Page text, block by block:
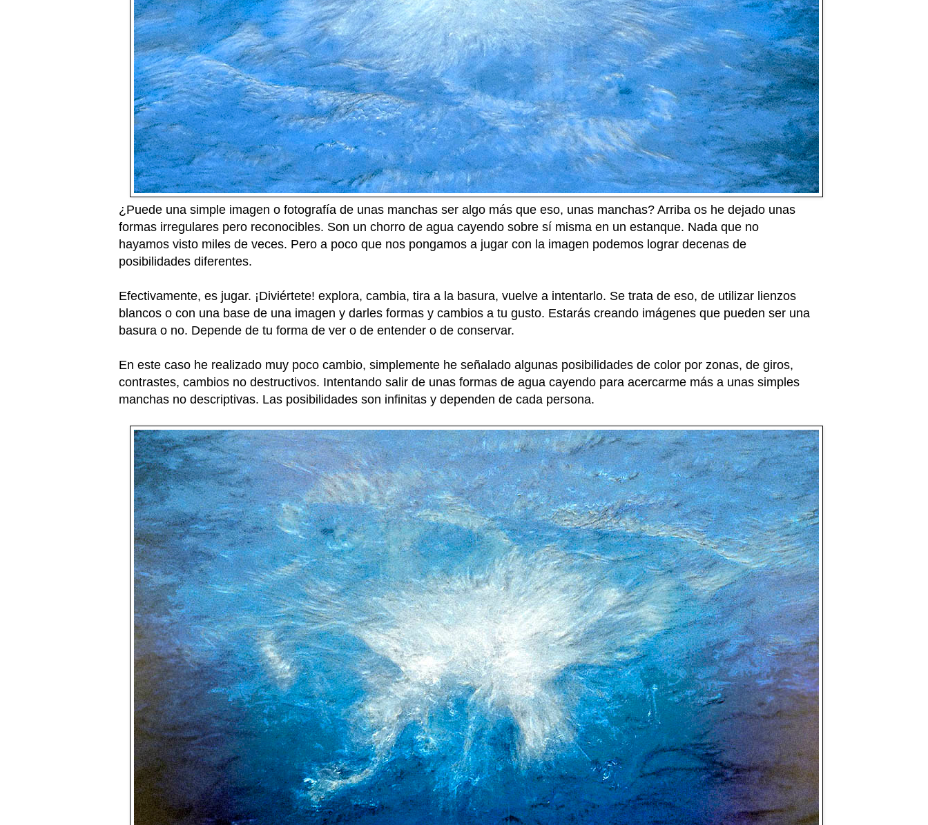
¿Puede una simple imagen o fotografía de unas manchas ser algo más que eso, unas manchas? Arriba os he dejado unas
formas irregulares pero reconocibles. Son un chorro de agua cayendo sobre sí misma en un estanque. Nada que no
hayamos visto miles de veces. Pero a poco que nos pongamos a jugar con la imagen podemos lograr decenas de
posibilidades diferentes.
Efectivamente, es jugar. ¡Diviértete! explora, cambia, tira a la basura, vuelve a intentarlo. Se trata de eso, de utilizar lienzos
blancos o con una base de una imagen y darles formas y cambios a tu gusto. Estarás creando imágenes que pueden ser una
basura o no. Depende de tu forma de ver o de entender o de conservar.
En este caso he realizado muy poco cambio, simplemente he señalado algunas posibilidades de color por zonas, de giros,
contrastes, cambios no destructivos. Intentando salir de unas formas de agua cayendo para acercarme más a unas simples
manchas no descriptivas. Las posibilidades son infinitas y dependen de cada persona.